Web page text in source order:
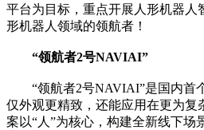
平台为目标，重点开展人形机器人
形机器人领域的领航者！
“领航者2号NAVIAI”
“领航者2号NAVIAI”是国内首个
仅外观更精致，还能应用在更为
案以“人”为核心，构建全新线下